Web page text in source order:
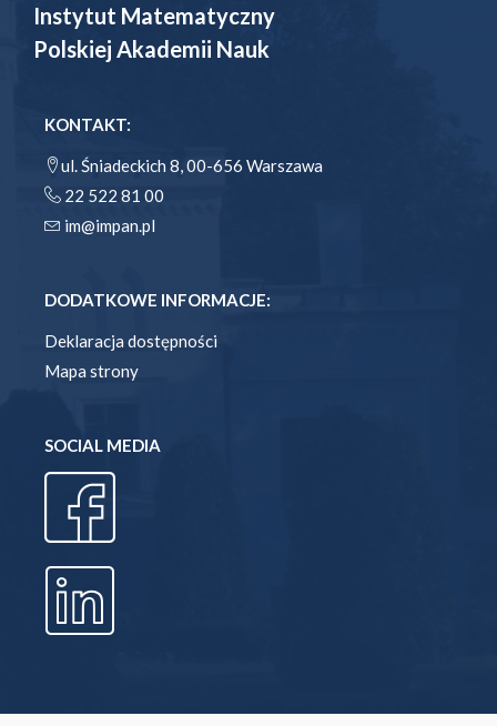
Instytut Matematyczny
Polskiej Akademii Nauk
KONTAKT:
ul. Śniadeckich 8, 00-656 Warszawa
22 522 81 00
im@impan.pl
DODATKOWE INFORMACJE:
Deklaracja dostępności
Mapa strony
SOCIAL MEDIA